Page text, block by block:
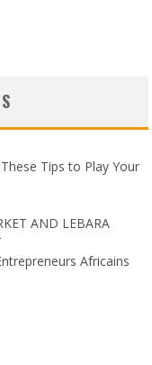
Tips to Play Your
AND LEBARA
Africains